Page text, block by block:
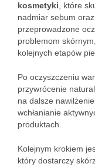
kosmetyki , które
nadmiar sebum
przeprowadzone
problemom
kolejnych etapów
Po oczyszczeniu
przywrócenie
na dalsze
wchłanianie
produktach.
Kolejnym krokiem
który dostarczy